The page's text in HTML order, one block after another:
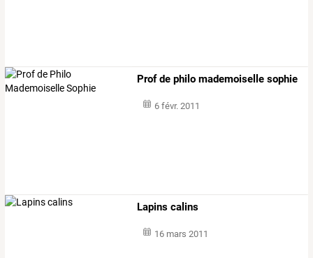
Prof de philo mademoiselle sophie
6 févr. 2011
Lapins calins
16 mars 2011